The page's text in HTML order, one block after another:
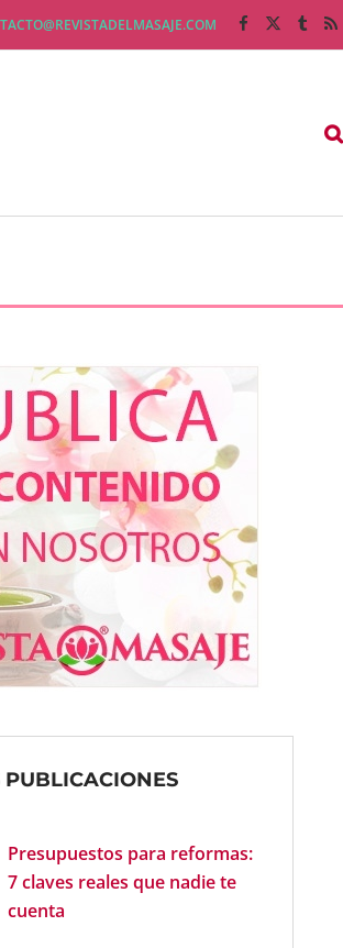
Presupuestos para reformas:
7 claves reales que nadie te
cuenta